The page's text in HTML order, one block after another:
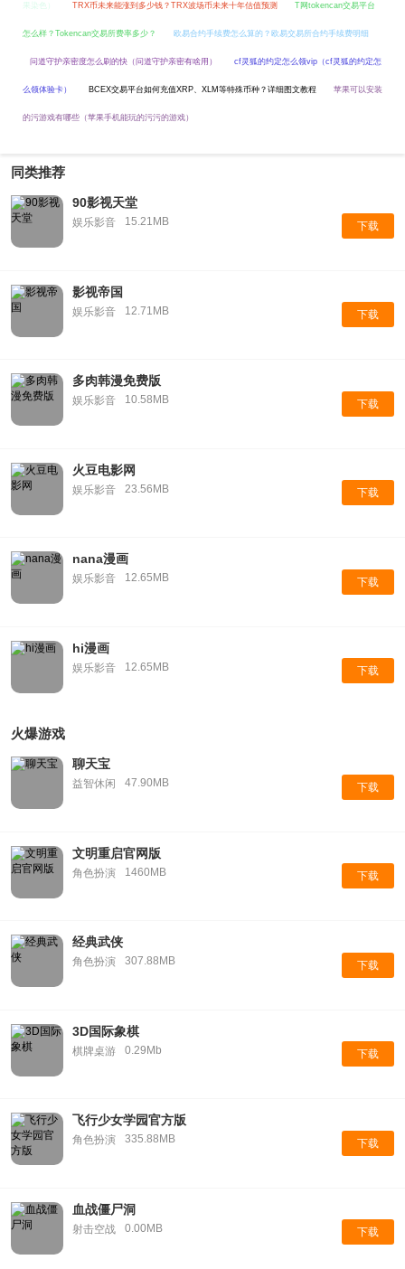
果染色） TRX币未来能涨到多少钱？TRX波场币未来十年估值预测 T网tokencan交易平台
怎么样？Tokencan交易所费率多少？ 欧易合约手续费怎么算的？欧易交易所合约手续费明细
问道守护亲密度怎么刷的快（问道守护亲密有啥用） cf灵狐的约定怎么领vip（cf灵狐的约定怎
么领体验卡） BCEX交易平台如何充值XRP、XLM等特殊币种？详细图文教程 苹果可以安装
的污游戏有哪些（苹果手机能玩的污污的游戏）
同类推荐
90影视天堂
娱乐影音 15.21MB 下载
影视帝国
娱乐影音 12.71MB 下载
多肉韩漫免费版
娱乐影音 10.58MB 下载
火豆电影网
娱乐影音 23.56MB 下载
nana漫画
娱乐影音 12.65MB 下载
hi漫画
娱乐影音 12.65MB 下载
火爆游戏
聊天宝
益智休闲 47.90MB 下载
文明重启官网版
角色扮演 1460MB 下载
经典武侠
角色扮演 307.88MB 下载
3D国际象棋
棋牌桌游 0.29Mb 下载
飞行少女学园官方版
角色扮演 335.88MB 下载
血战僵尸洞
射击空战 0.00MB 下载